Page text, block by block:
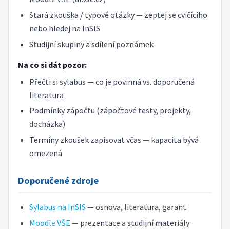
Stará zkouška / typové otázky — zeptej se cvičícího
nebo hledej na InSIS
Studijní skupiny a sdílení poznámek
Na co si dát pozor:
Přečti si sylabus — co je povinná vs. doporučená
literatura
Podmínky zápočtu (zápočtové testy, projekty,
docházka)
Termíny zkoušek zapisovat včas — kapacita bývá
omezená
Doporučené zdroje
Sylabus na InSIS — osnova, literatura, garant
Moodle VŠE — prezentace a studijní materiály